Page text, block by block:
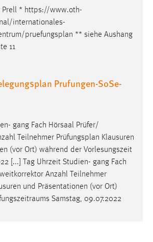
Prell * https://www.oth-
internationales-
pruefungsplan ** siehe Aushang
11
Prufungen-SoSe-
gang Fach Hörsaal Prüfer/
Teilnehmer Prüfungsplan Klausuren
(vor Ort) während der Vorlesungszeit
[...] Tag Uhrzeit Studien- gang Fach
Anzahl Teilnehmer
und Präsentationen (vor Ort)
Samstag, 09.07.2022